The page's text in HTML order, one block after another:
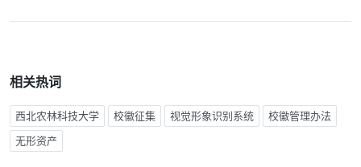
相关热词
西北农林科技大学 校徽征集 视觉形象识别系统 校徽管理办法
无形资产